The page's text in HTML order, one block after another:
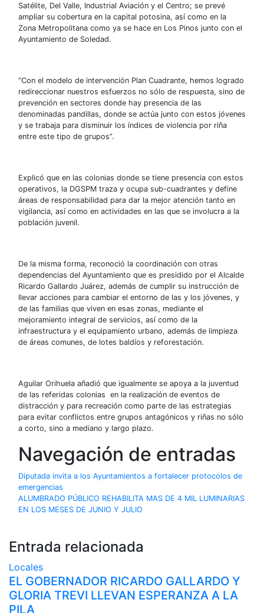
Satélite, Del Valle, Industrial Aviación y el Centro; se prevé
ampliar su cobertura en la capital potosina, así como en la
Zona Metropolitana como ya se hace en Los Pinos junto con el
Ayuntamiento de Soledad.
“Con el modelo de intervención Plan Cuadrante, hemos logrado
redireccionar nuestros esfuerzos no sólo de respuesta, sino de
prevención en sectores donde hay presencia de las
denominadas pandillas, donde se actúa junto con estos jóvenes
y se trabaja para disminuir los índices de violencia por riña
entre este tipo de grupos”.
Explicó que en las colonias donde se tiene presencia con estos
operativos, la DGSPM traza y ocupa sub-cuadrantes y define
áreas de responsabilidad para dar la mejor atención tanto en
vigilancia, así como en actividades en las que se involucra a la
población juvenil.
De la misma forma, reconoció la coordinación con otras
dependencias del Ayuntamiento que es presidido por el Alcalde
Ricardo Gallardo Juárez, además de cumplir su instrucción de
llevar acciones para cambiar el entorno de las y los jóvenes, y
de las familias que viven en esas zonas, mediante el
mejoramiento integral de servicios, así como de la
infraestructura y el equipamiento urbano, además de limpieza
de áreas comunes, de lotes baldíos y reforestación.
Aguilar Orihuela añadió que igualmente se apoya a la juventud
de las referidas colonias en la realización de eventos de
distracción y para recreación como parte de las estrategias
para evitar conflictos entre grupos antagónicos y riñas no sólo
a corto, sino a mediano y largo plazo.
Navegación de entradas
Diputada invita a los Ayuntamientos a fortalecer protocolos de
emergencias
ALUMBRADO PÚBLICO REHABILITA MAS DE 4 MIL LUMINARIAS
EN LOS MESES DE JUNIO Y JULIO
Entrada relacionada
Locales
EL GOBERNADOR RICARDO GALLARDO Y
GLORIA TREVI LLEVAN ESPERANZA A LA
PILA